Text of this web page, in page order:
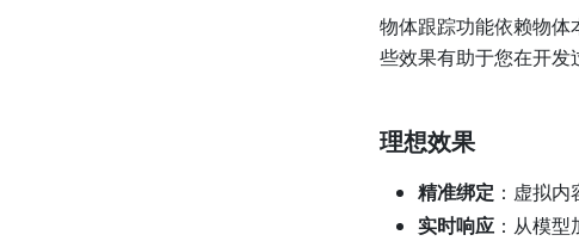
物体跟踪功能依赖物
些效果有助于您在开发
理想效果
精准绑定：虚拟内
实时响应：从模型